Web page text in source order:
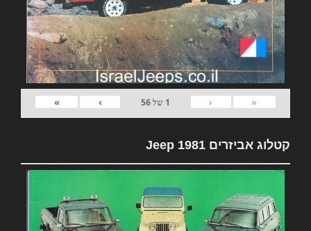
«
‹
1 של56
›
»
קטלוג אביזרים 1981 Jeep